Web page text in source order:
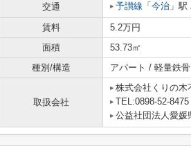
交通
予讃線 「 今治 」
賃料 5.2万円
面積
53.73㎡
種別/構造
アパート / 軽量鉄骨
取扱会社
株式会社くりの木
TEL:0898-52-8475
公益社団法人愛媛